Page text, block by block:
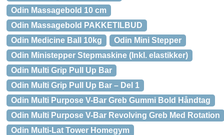
Odin Massagebold 10 cm
Odin Massagebold PAKKETILBUD
Odin Medicine Ball 10kg
Odin Mini Stepper
Odin Ministepper Stepmaskine (Inkl. elastikker)
Odin Multi Grip Pull Up Bar
Odin Multi Grip Pull Up Bar – Del 1
Odin Multi Purpose V-Bar Greb Gummi Bold Håndtag
Odin Multi Purpose V-Bar Revolving Greb Med Rotation
Odin Multi-Lat Tower Homegym